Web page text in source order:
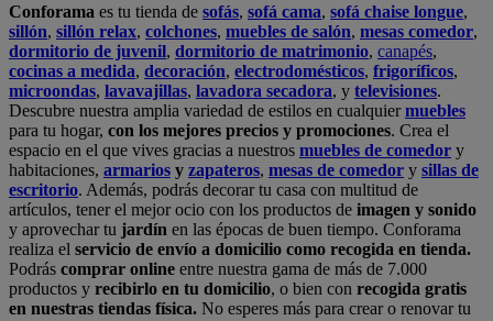
Conforama es tu tienda de sofás, sofá cama, sofá chaise longue,
sillón, sillón relax, colchones, muebles de salón, mesas comedor,
dormitorio de juvenil, dormitorio de matrimonio, canapés,
cocinas a medida, decoración, electrodomésticos, frigoríficos,
microondas, lavavajillas, lavadora secadora, y televisiones.
Descubre nuestra amplia variedad de estilos en cualquiermuebles
para tu hogar, con los mejores precios y promociones. Crea el
espacio en el que vives gracias a nuestros muebles de comedor y
habitaciones, armarios y zapateros, mesas de comedor y sillas de
escritorio. Además, podrás decorar tu casa con multitud de
artículos, tener el mejor ocio con los productos de imagen y sonido
y aprovechar tu jardín en las épocas de buen tiempo. Conforama
realiza el servicio de envío a domicilio como recogida en tienda.
Podrás comprar online entre nuestra gama de más de 7.000
productos y recibirlo en tu domicilio, o bien con recogida gratis
en nuestras tiendas física. No esperes más para crear o renovar tu